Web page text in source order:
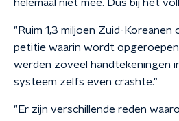
helemaal niet mee. Dus bij het
"Ruim 1,3 miljoen Zuid-Koreanen
petitie waarin wordt
werden zoveel handtekeningen
systeem zelfs even crashte."
"Er zijn verschillende reden